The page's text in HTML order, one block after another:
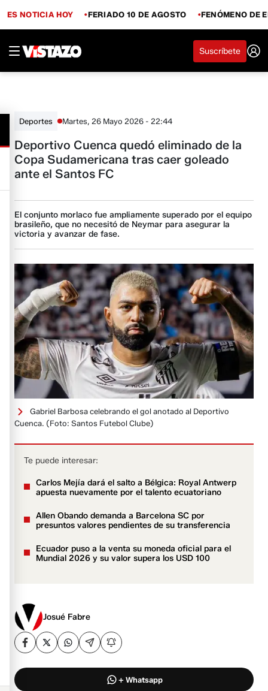
ES NOTICIA HOY FERIADO 10 DE AGOSTO FENÓMENO DE
Suscríbete
Deportes Martes, 26 Mayo 2026 - 22:44
Deportivo Cuenca quedó eliminado de la
Copa Sudamericana tras caer goleado
ante el Santos FC
El conjunto morlaco fue ampliamente superado por el equipo
brasileño, que no necesitó de Neymar para asegurar la
victoria y avanzar de fase.
Gabriel Barbosa celebrando el gol anotado al Deportivo
Cuenca. (Foto: Santos Futebol Clube)
Te puede interesar:
Carlos Mejía dará el salto a Bélgica: Royal Antwerp
apuesta nuevamente por el talento ecuatoriano
Allen Obando demanda a Barcelona SC por
presuntos valores pendientes de su transferencia
Ecuador puso a la venta su moneda oficial para el
Mundial 2026 y su valor supera los USD 100
Josué Fabre
+ Whatsapp